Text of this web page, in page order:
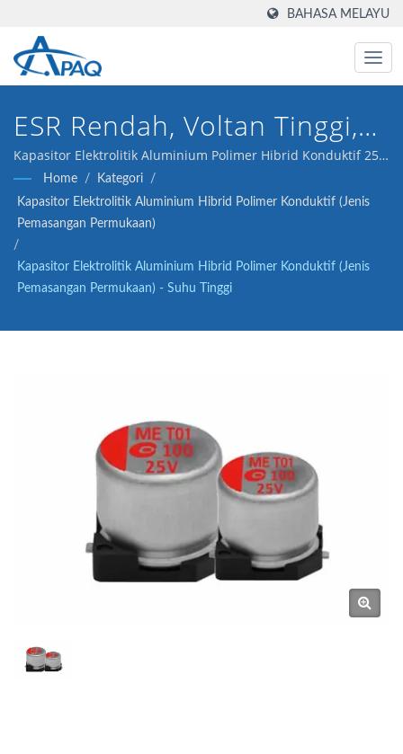
BAHASA MELAYU
ESR Rendah, Voltan Tinggi,
Kebolehpercayaan Tinggi
Kapasitor Elektrolitik Aluminium Polimer Hibrid Konduktif 25V
220μF ESR 22 kami direka untuk memenuhi penukar DC-DC,
pengatur voltan dan aplikasi pengasingan.
Home / Kategori
/
Kapasitor Elektrolitik Aluminium Hibrid Polimer Konduktif (Jenis
Pemasangan Permukaan)
/
Kapasitor Elektrolitik Aluminium Hibrid Polimer Konduktif (Jenis
Pemasangan Permukaan) - Suhu Tinggi